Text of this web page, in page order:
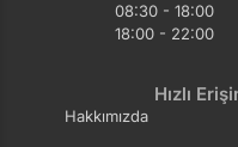
08:30 - 18:00
18:00 - 22:00
Hızlı
Hakkımızda